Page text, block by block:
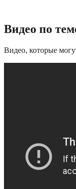
Видео по
Видео, которые